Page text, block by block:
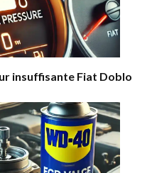
insuffisante Fiat Doblo